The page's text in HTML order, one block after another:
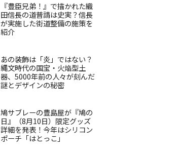
『豊臣兄弟！』で描かれた織
田信長の道普請は史実？信長
が実施した街道整備の施策を
紹介
あの装飾は「炎」ではない？
縄文時代の国宝・火焔型土
器、5000年前の人々が刻んだ
謎とデザインの秘密
鳩サブレーの豊島屋が『鳩の
日』（8月10日）限定グッズ
詳細を発表！今年はシリコン
ポーチ「はとっこ」